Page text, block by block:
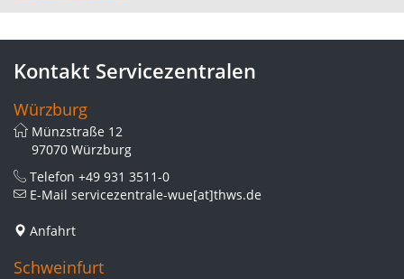
Kontakt Servicezentralen
Würzburg
Münzstraße 12
97070 Würzburg
Telefon +49 931 3511-0
E-Mail servicezentrale-wue[at]thws.de
Anfahrt
Schweinfurt